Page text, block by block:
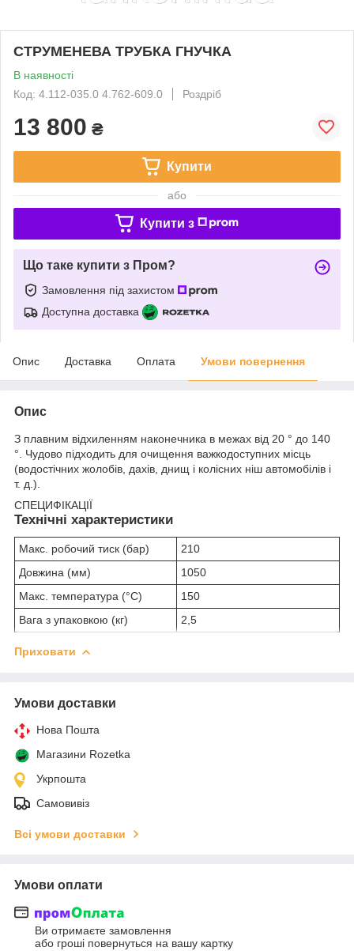
СТРУМЕНЕВА ТРУБКА ГНУЧКА
В наявності
Код: 4.112-035.0 4.762-609.0
Роздріб
13 800 ₴
Купити
або
Купити з
Що таке купити з Пром?
Замовлення під захистом
Доступна доставка
Опис Доставка Оплата Умови повернення
Опис
З плавним відхиленням наконечника в межах від 20 ° до 140
°. Чудово підходить для очищення важкодоступних місць
(водостічних жолобів, дахів, днищ і колісних ніш автомобілів і
т. д.).
СПЕЦИФІКАЦІЇ
Технічні характеристики
Макс. робочий тиск (бар)
210
Довжина (мм)
1050
Макс. температура (°C)
150
Вага з упаковкою (кг)
2,5
Приховати
Умови доставки
Нова Пошта
Магазини Rozetka
Укрпошта
Самовивіз
Всі умови доставки
Умови оплати
Ви отримаєте замовлення
або гроші повернуться на вашу картку